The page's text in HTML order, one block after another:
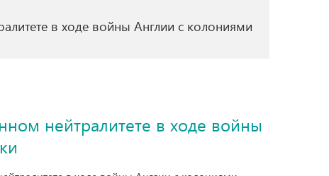
в ходе войны Англии с колониями
нейтралитете в ходе войны